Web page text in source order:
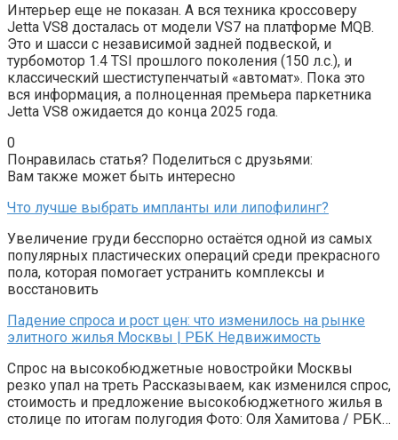
Интерьер еще не показан. А вся техника кроссоверу
Jetta VS8 досталась от модели VS7 на платформе MQB.
Это и шасси с независимой задней подвеской, и
турбомотор 1.4 TSI прошлого поколения (150 л.с.), и
классический шестиступенчатый «автомат». Пока это
вся информация, а полноценная премьера паркетника
Jetta VS8 ожидается до конца 2025 года.
0
Понравилась статья? Поделиться с друзьями:
Вам также может быть интересно
Что лучше выбрать импланты или липофилинг?
Увеличение груди бесспорно остаётся одной из самых
популярных пластических операций среди прекрасного
пола, которая помогает устранить комплексы и
восстановить
Падение спроса и рост цен: что изменилось на рынке
элитного жилья Москвы | РБК Недвижимость
Спрос на высокобюджетные новостройки Москвы
резко упал на треть Рассказываем, как изменился спрос,
стоимость и предложение высокобюджетного жилья в
столице по итогам полугодия Фото: Оля Хамитова / РБК…